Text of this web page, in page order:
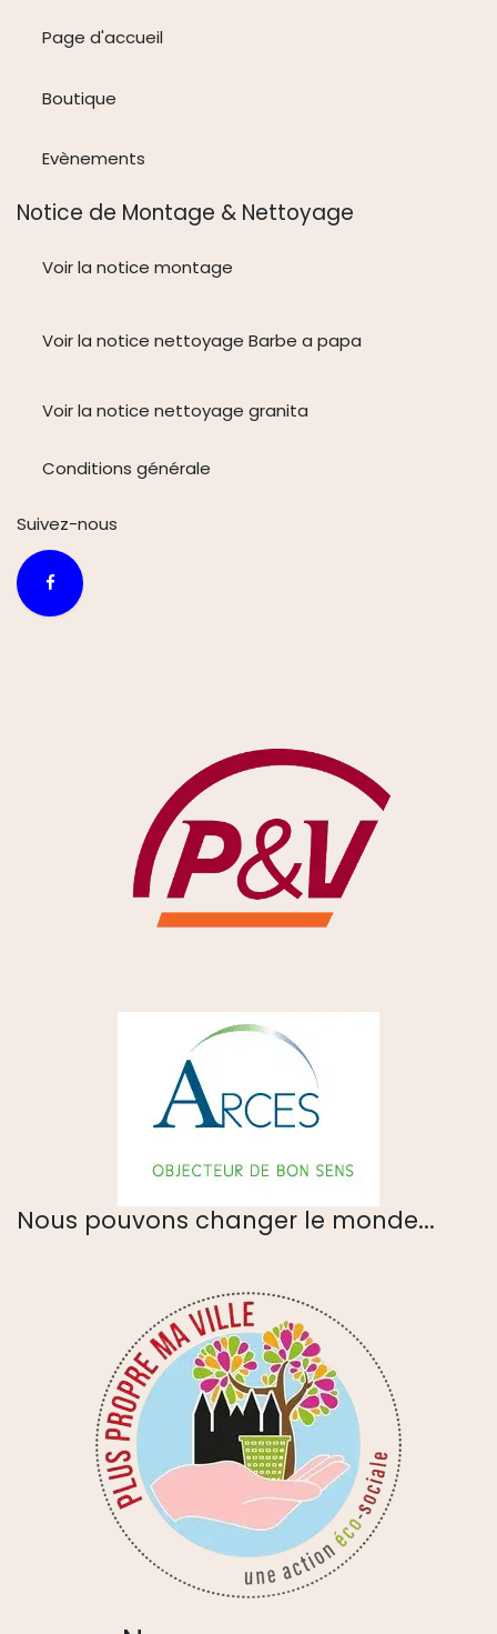
Page d'accueil
Boutique
Evènements
Notice de Montage & Nettoyage
Voir la notice montage
Voir la notice nettoyage Barbe a papa
Voir la notice nettoyage granita
Conditions générale
Suivez-nous
Nous pouvons changer le monde...